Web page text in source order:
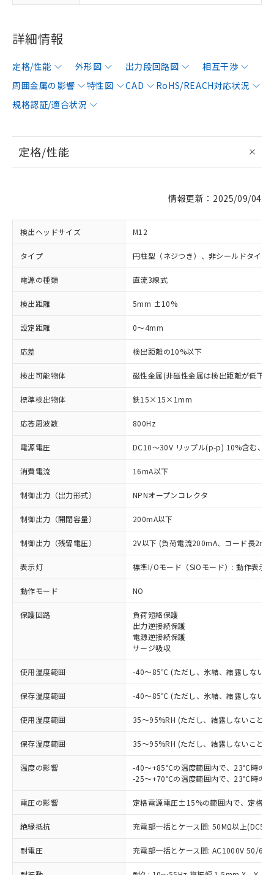
詳細情報
定格/性能 外形図 出力段回路図
相互干渉
周囲金属の影響
特性図 CAD
RoHS/REACH対応状況
規格認証/適合状況
定格/性能
情報更新：2025/09/04
検出ヘッドサイズ M12
タイプ 円柱型（ネジつき）、非シールドタイプ
電源の種類 直流3線式
検出距離 5mm ±10%
設定距離 0～4mm
応差 検出距離の10%以下
検出可能物体 磁性金属(非磁性金属は検出距離が低下し
標準検出物体 鉄15×15×1mm
応答周波数 800Hz
電源電圧 DC10～30V リップル(p-p) 10%含む、
消費電流 16mA以下
制御出力（出力形式） NPNオープンコレクタ
制御出力（開閉容量） 200mA以下
制御出力（残留電圧） 2V以下 (負荷電流200mA、コード長2m
表示灯 標準I/Oモード（SIOモード）: 動作表示
動作モード NO
保護回路
負荷短絡保護
出力逆接続保護
電源逆接続保護
サージ吸収
使用温度範囲 -40～85℃ (ただし、氷結、結露しないこ
保存温度範囲 -40～85℃ (ただし、氷結、結露しないこ
使用湿度範囲 35～95%RH (ただし、結露しないこと)
保存湿度範囲 35～95%RH (ただし、結露しないこと)
温度の影響
-40～+85℃の温度範囲内で、23℃時の
-25～+70℃の温度範囲内で、23℃時の
電圧の影響 定格電源電圧±15%の範囲内で、定格
絶縁抵抗 充電部一括とケース間: 50MΩ以上
耐電圧 充電部一括とケース間: AC1000V 50/
ご利用条件
以下の条件をお読みいただき、同意のうえ
ご利用ください。
本サービスは、当社制御機器事業取扱
商品の当社在庫状況および標準価格
(税抜)を提供させていただくもので
当社制御機器事業取扱商品の中には、
本サービスの対象外となる商品もある
ことをご了承ください。
在庫状況および標準価格照会結果は、
記載している更新日時点での社内デー
※1 対応状況
対応済み：EU RoHS指令（10物質）の
非含有に対応した製品が提供可能な商品で
す。
対応予定：EU RoHS指令（10物質）の非含
有に対応した製品に切り替える予定のある
対応予定なし：EU RoHS指令（10物質）の
非含有に非対応の商品で、対応品を出す予
定はありません。
調査・確認中：EU RoHS指令（10物質）の
非含有の対応状況を調査中または確認中の
非該当品：ライセンス料など無形物で、有
仕入先様の事情により、非含有部品として
いたものが、含有品と判明した場合などや
むを得ず変更することがあります。
※1 中国RoHS○×表
「○」：最大均質材料含有率が中国RoHSの
基準値以下であることを示します。
「×」：最大均質材料含有率が中国RoHSの
「－」：未確認です。当社販売部門へお問
い合わせください。
当社は、これら貴社製品のうち、外国
為替および外国貿易法に定める商品
（以下｢規制貨物等」という）を輸出